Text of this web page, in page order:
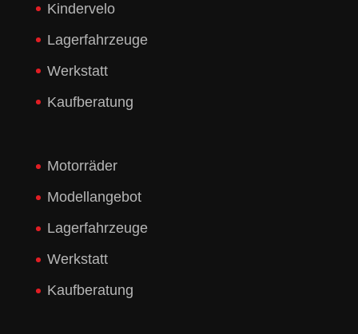
Kindervelo
Lagerfahrzeuge
Werkstatt
Kaufberatung
Motorräder
Modellangebot
Lagerfahrzeuge
Werkstatt
Kaufberatung